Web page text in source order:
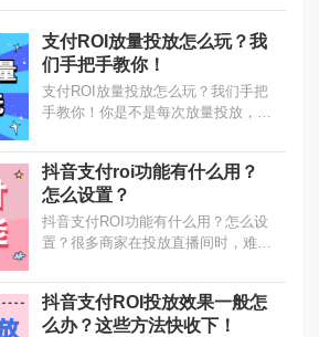
支付ROI放量投放怎么玩？我
们手把手教你！
支付ROI放量投放怎么玩？我们手把
手教你！你是不是每次放量投放，成
定？其实是你投放的操作出现了偏
差，导致产品跑飞了。...
抖音支付roi功能有什么用？
怎么设置？
抖音支付ROI功能有什么用？怎么设
置？很多商家在投放直播间时，难以
了ROI低、利润少。而小店随心推的
支付ROI功能则可以帮助商家优化
ROI的稳定性...
抖音支付ROI投放效果一般怎
么办？这些方法快收下！